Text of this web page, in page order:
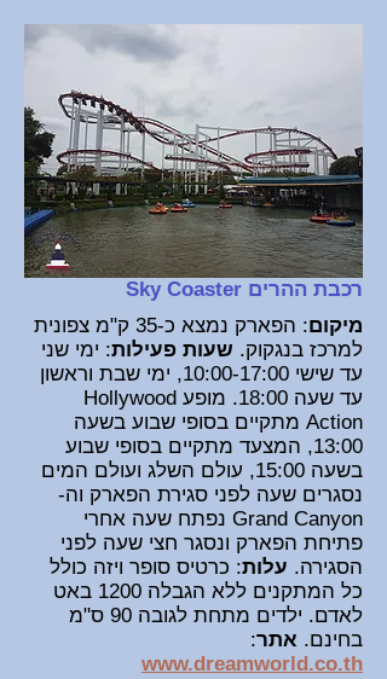
רכבת ההרים Sky Coaster
מיקום
: הפארק נמצא כ-35 ק"מ צפונית
למרכז בנגקוק. שעות פעילות: ימי שני
עד שישי 10:00-17:00, ימי שבת וראשון
עד שעה 18:00. מופע Hollywood
Action מתקיים בסופי שבוע בשעה
13:00, המצעד מתקיים בסופי שבוע
בשעה 15:00, עולם השלג ועולם המים
נסגרים שעה לפני סגירת הפארק וה-
Grand Canyon נפתח שעה אחרי
פתיחת הפארק ונסגר חצי שעה לפני
הסגירה. עלות: כרטיס סופר ויזה כולל
כל המתקנים ללא הגבלה 1200 באט
לאדם. ילדים מתחת לגובה 90 ס"מ
בחינם. אתר:
www.dreamworld.co.th